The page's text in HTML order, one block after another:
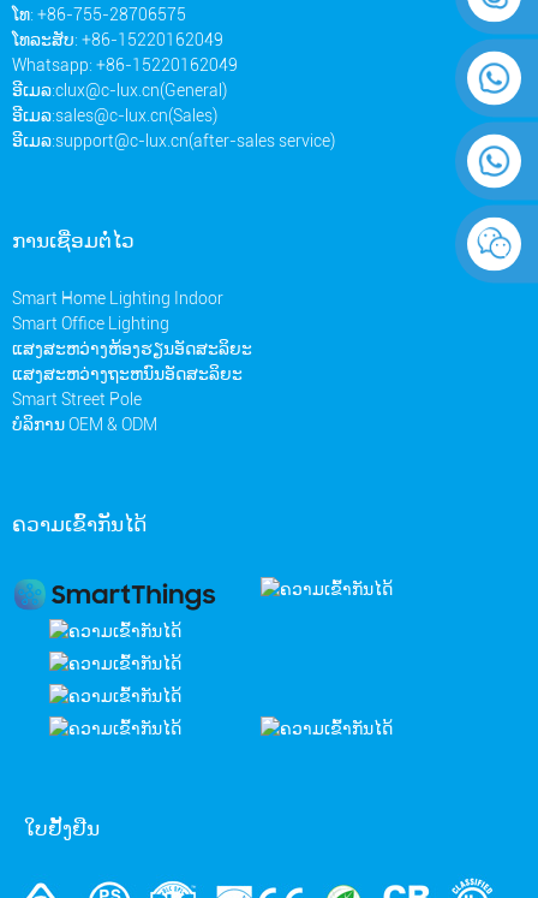
ໂທ: +86-755-28706575
ໂທລະສັບ: +86-15220162049
Whatsapp: +86-15220162049
ອີເມລ:clux@c-lux.cn(General)
ອີເມລ:sales@c-lux.cn(Sales)
ອີເມລ:support@c-lux.cn(after-sales service)
ການເຊື່ອມຕໍ່ໄວ
Smart Home Lighting Indoor
Smart Office Lighting
ແສງສະຫວ່າງຫ້ອງຮຽນອັດສະລິຍະ
ແສງສະຫວ່າງຖະຫນົນອັດສະລິຍະ
Smart Street Pole
ບໍລິການ OEM & ODM
ຄວາມເຂົ້າກັນໄດ້
ໃບຢັ້ງຢືນ